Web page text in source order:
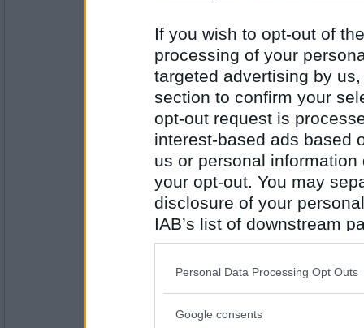
If you wish to opt-out of
processing of your
targeted advertising by
section to confirm your
opt-out request is
interest-based ads based
us or personal
your opt-out. You may
disclosure of your
IAB’s list of downstream
also be disclosed by us
Downstream Participants
Please note that this
Personal Data Processing Opt Outs
Google consents
Antal inlägg: 748
PUM är deprimerad
Gitarrmagnus
Antal inlägg:
5045
Falskt (Fast i dag är jag skitless)
PUM använder google varje dag